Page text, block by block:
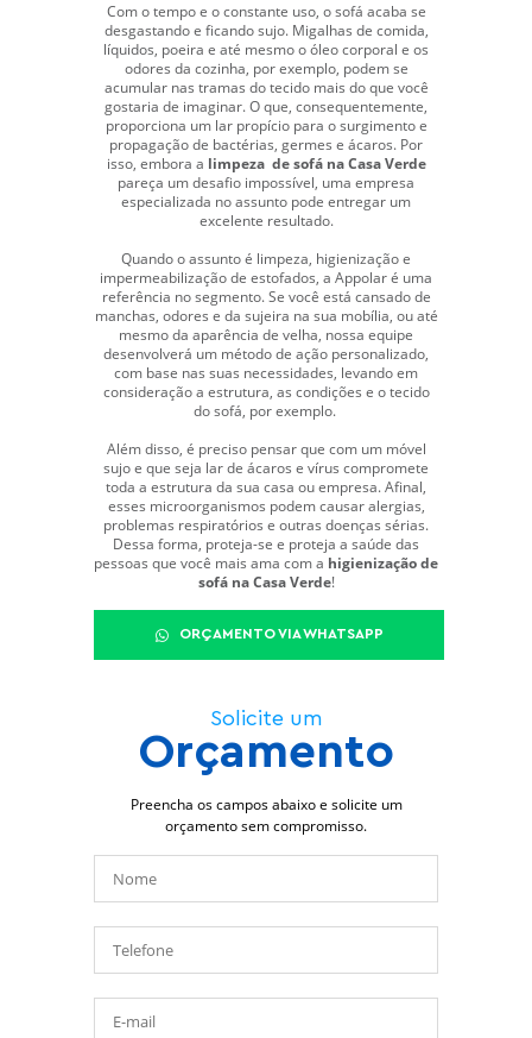
Com o tempo e o constante uso, o sofá acaba se
desgastando e ficando sujo. Migalhas de comida,
líquidos, poeira e até mesmo o óleo corporal e os
odores da cozinha, por exemplo, podem se
acumular nas tramas do tecido mais do que você
gostaria de imaginar. O que, consequentemente,
proporciona um lar propício para o surgimento e
propagação de bactérias, germes e ácaros. Por
isso, embora a limpeza de sofá na Casa Verde
pareça um desafio impossível, uma empresa
especializada no assunto pode entregar um
excelente resultado.
Quando o assunto é limpeza, higienização e
impermeabilização de estofados, a Appolar é uma
referência no segmento. Se você está cansado de
manchas, odores e da sujeira na sua mobília, ou até
mesmo da aparência de velha, nossa equipe
desenvolverá um método de ação personalizado,
com base nas suas necessidades, levando em
consideração a estrutura, as condições e o tecido
do sofá, por exemplo.
Além disso, é preciso pensar que com um móvel
sujo e que seja lar de ácaros e vírus compromete
toda a estrutura da sua casa ou empresa. Afinal,
esses microorganismos podem causar alergias,
problemas respiratórios e outras doenças sérias.
Dessa forma, proteja-se e proteja a saúde das
pessoas que você mais ama com a higienização de
sofá na Casa Verde!
ORÇAMENTO VIA WHATSAPP
Solicite um
Orçamento
Preencha os campos abaixo e solicite um
orçamento sem compromisso.